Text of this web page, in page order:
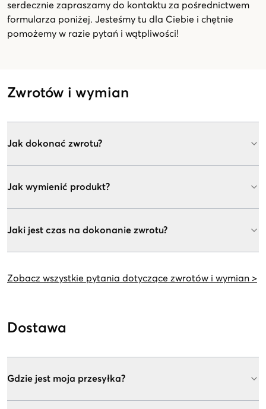
serdecznie zapraszamy do kontaktu za pośrednictwem
formularza poniżej. Jesteśmy tu dla Ciebie i chętnie
pomożemy w razie pytań i wątpliwości!
Zwrotów i wymian
Jak dokonać zwrotu?
Jak wymienić produkt?
Jaki jest czas na dokonanie zwrotu?
Zobacz wszystkie pytania dotyczące zwrotów i wymian >
Dostawa
Gdzie jest moja przesyłka?